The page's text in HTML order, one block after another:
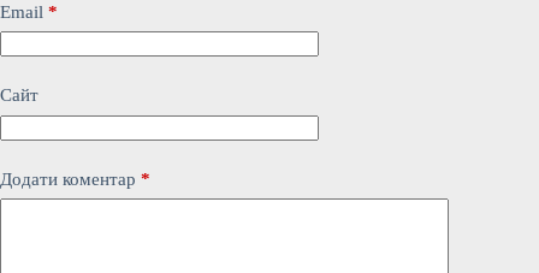
Email *
Сайт
Додати коментар *